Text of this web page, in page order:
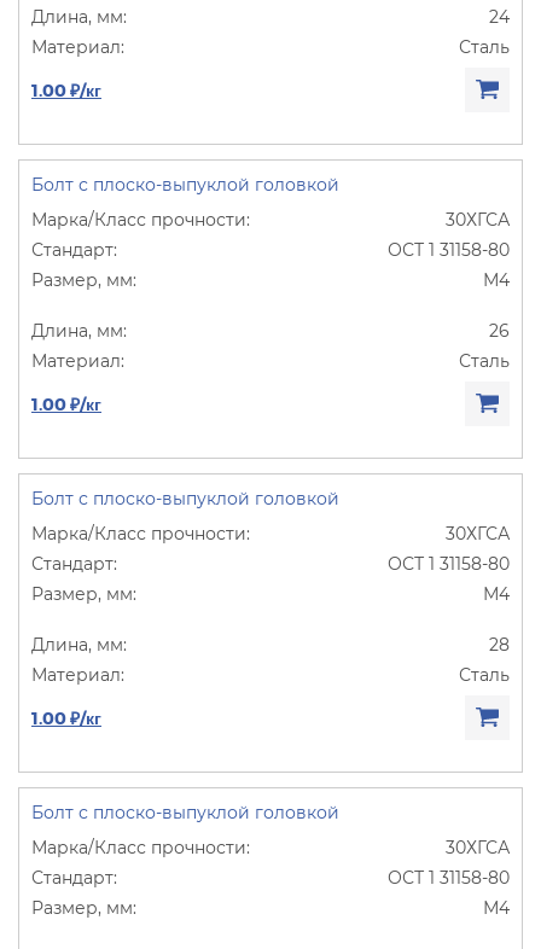
24
Сталь
1.00 ₽/кг
Болт с плоско-выпуклой головкой
30ХГСА
ОСТ 1 31158-80
М4
26
Сталь
1.00 ₽/кг
Болт с плоско-выпуклой головкой
30ХГСА
ОСТ 1 31158-80
М4
28
Сталь
1.00 ₽/кг
Болт с плоско-выпуклой головкой
30ХГСА
ОСТ 1 31158-80
М4